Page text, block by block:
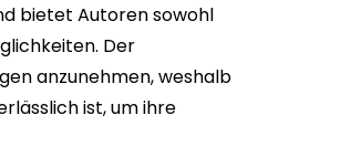
bietet Autoren sowohl
Der
anzunehmen, weshalb
ist, um ihre